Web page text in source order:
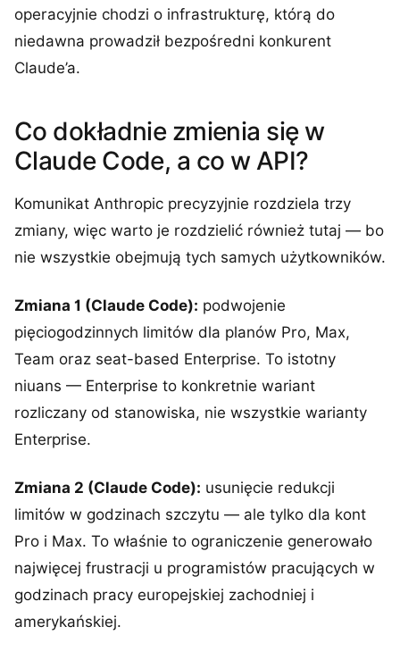
operacyjnie chodzi o infrastrukturę, którą do
niedawna prowadził bezpośredni konkurent
Claude’a.
Co dokładnie zmienia się w
Claude Code, a co w API?
Komunikat Anthropic precyzyjnie rozdziela trzy
zmiany, więc warto je rozdzielić również tutaj — bo
nie wszystkie obejmują tych samych użytkowników.
Zmiana 1 (Claude Code): podwojenie
pięciogodzinnych limitów dla planów Pro, Max,
Team oraz seat-based Enterprise. To istotny
niuans — Enterprise to konkretnie wariant
rozliczany od stanowiska, nie wszystkie warianty
Enterprise.
Zmiana 2 (Claude Code): usunięcie redukcji
limitów w godzinach szczytu — ale tylko dla kont
Pro i Max. To właśnie to ograniczenie generowało
najwięcej frustracji u programistów pracujących w
godzinach pracy europejskiej zachodniej i
amerykańskiej.